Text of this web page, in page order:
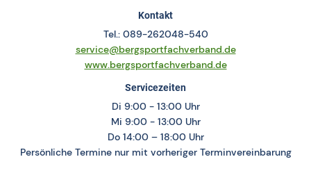
Kontakt
Tel.: 089-262048-540
service@bergsportfachverband.de
www.bergsportfachverband.de
Servicezeiten
Di 9:00 - 13:00 Uhr
Mi 9:00 - 13:00 Uhr
Do 14:00 – 18:00 Uhr
Persönliche Termine nur mit vorheriger Terminvereinbarung